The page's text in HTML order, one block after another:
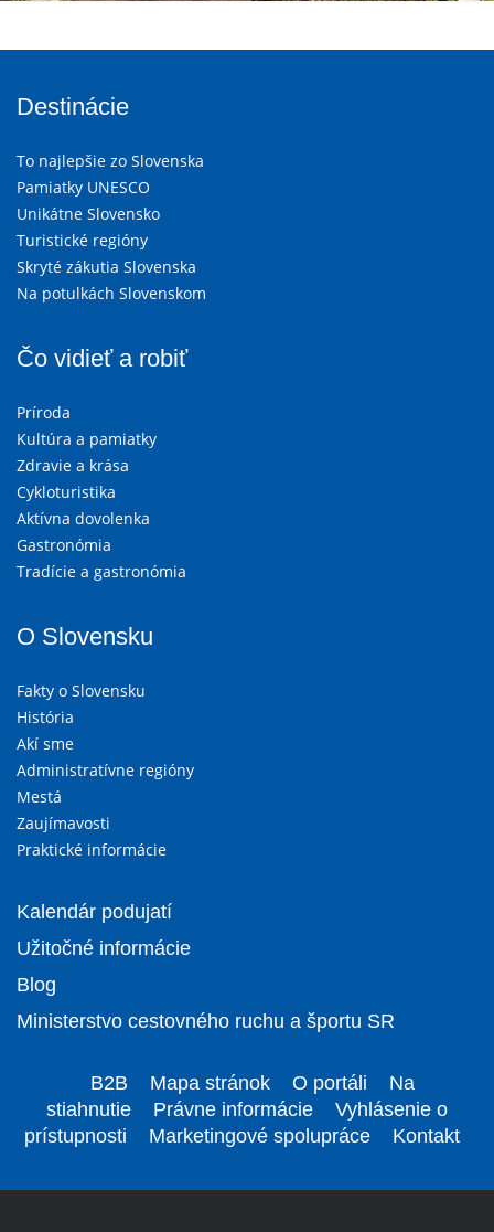
Destinácie
To najlepšie zo Slovenska
Pamiatky UNESCO
Unikátne Slovensko
Turistické regióny
Skryté zákutia Slovenska
Na potulkách Slovenskom
Čo vidieť a robiť
Príroda
Kultúra a pamiatky
Zdravie a krása
Cykloturistika
Aktívna dovolenka
Gastronómia
Tradície a gastronómia
O Slovensku
Fakty o Slovensku
História
Akí sme
Administratívne regióny
Mestá
Zaujímavosti
Praktické informácie
Kalendár podujatí
Užitočné informácie
Blog
Ministerstvo cestovného ruchu a športu SR
B2B Mapa stránok O portáli
Na
stiahnutie
Právne informácie
Vyhlásenie o
prístupnosti
Marketingové spolupráce Kontakt